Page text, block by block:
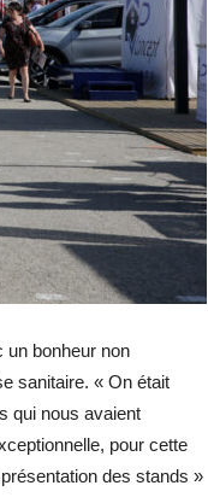
–
Hebdo25
un bonheur non
sanitaire. « On était
qui nous avaient
pour cette
des stands »